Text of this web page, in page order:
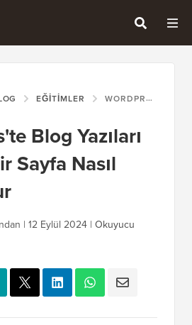
EĞITIMLER WORDPRESS'TE BLOG YAZILARI İÇIN AYRI BIR SAYFA NASIL OLUŞTURULUR
Blog Yazıları
Sayfa Nasıl
| 12 Eylül 2024 | Okuyucu